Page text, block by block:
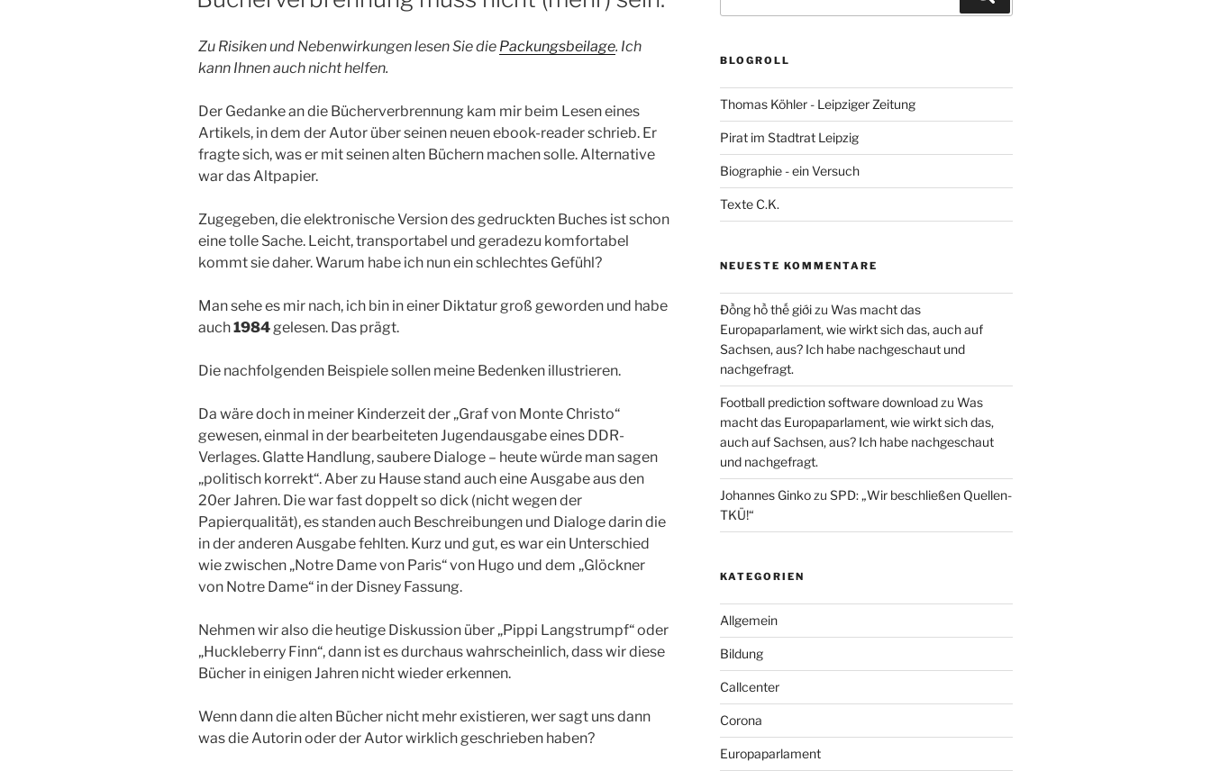
Zu Risiken und Nebenwirkungen lesen Sie die Packungsbeilage. Ich
kann Ihnen auch nicht helfen.
Der Gedanke an die Bücherverbrennung kam mir beim Lesen eines
Artikels, in dem der Autor über seinen neuen ebook-reader schrieb. Er
fragte sich, was er mit seinen alten Büchern machen solle. Alternative
war das Altpapier.
Zugegeben, die elektronische Version des gedruckten Buches ist schon
eine tolle Sache. Leicht, transportabel und geradezu komfortabel
kommt sie daher. Warum habe ich nun ein schlechtes Gefühl?
Man sehe es mir nach, ich bin in einer Diktatur groß geworden und habe
auch1984 gelesen. Das prägt.
Die nachfolgenden Beispiele sollen meine Bedenken illustrieren.
Da wäre doch in meiner Kinderzeit der „Graf von Monte Christo“
gewesen, einmal in der bearbeiteten Jugendausgabe eines DDR-
Verlages. Glatte Handlung, saubere Dialoge – heute würde man sagen
„politisch korrekt“. Aber zu Hause stand auch eine Ausgabe aus den
20er Jahren. Die war fast doppelt so dick (nicht wegen der
Papierqualität), es standen auch Beschreibungen und Dialoge darin die
in der anderen Ausgabe fehlten. Kurz und gut, es war ein Unterschied
wie zwischen „Notre Dame von Paris“ von Hugo und dem „Glöckner
von Notre Dame“ in der Disney Fassung.
Nehmen wir also die heutige Diskussion über „Pippi Langstrumpf“ oder
„Huckleberry Finn“, dann ist es durchaus wahrscheinlich, dass wir diese
Bücher in einigen Jahren nicht wieder erkennen.
Wenn dann die alten Bücher nicht mehr existieren, wer sagt uns dann
was die Autorin oder der Autor wirklich geschrieben haben?
BLOGROLL
Thomas Köhler - Leipziger Zeitung
Pirat im Stadtrat Leipzig
Biographie - ein Versuch
Texte C.K.
NEUESTE KOMMENTARE
Đồng hồ thế giớizu Was macht das
Europaparlament, wie wirkt sich das, auch auf
Sachsen, aus? Ich habe nachgeschaut und
nachgefragt.
Football prediction software downloadzu Was
macht das Europaparlament, wie wirkt sich das,
auch auf Sachsen, aus? Ich habe nachgeschaut
und nachgefragt.
Johannes Ginkozu SPD: „Wir beschließen Quellen-
TKÜ!“
KATEGORIEN
Allgemein
Bildung
Callcenter
Corona
Europaparlament